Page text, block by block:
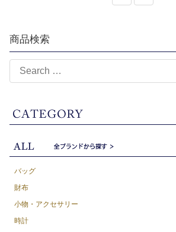
商品検索
バッグ
財布
小物・アクセサリー
時計